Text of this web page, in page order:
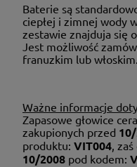
Baterie są
ciepłej i zimnej wody
zestawie znajduja się
Jest możliwość
franuzkim lub włoskim.
Ważne informacje
Zapasowe głowice
zakupionych przed
produktu: VIT004 ,
10/2008 pod kodem: